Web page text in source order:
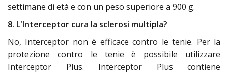
settimane di età e con un peso superiore a 900 g.
8. L'Interceptor cura la sclerosi multipla?
No, Interceptor non è efficace contro le tenie. Per la
protezione contro le tenie è possibile utilizzare
Interceptor Plus. Interceptor Plus contiene